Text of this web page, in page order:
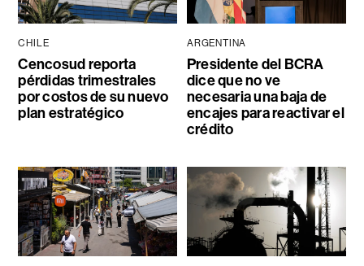
CHILE
Cencosud reporta
pérdidas trimestrales
por costos de su nuevo
plan estratégico
ARGENTINA
Presidente del BCRA
dice que no ve
necesaria una baja de
encajes para reactivar el
crédito